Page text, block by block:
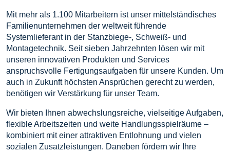
Mit mehr als 1.100 Mitarbeitern ist unser mittelständisches
Familienunternehmen der weltweit führende
Systemlieferant in der Stanzbiege-, Schweiß- und
Montagetechnik. Seit sieben Jahrzehnten lösen wir mit
unseren innovativen Produkten und Services
anspruchsvolle Fertigungsaufgaben für unsere Kunden. Um
auch in Zukunft höchsten Ansprüchen gerecht zu werden,
benötigen wir Verstärkung für unser Team.
Wir bieten Ihnen abwechslungsreiche, vielseitige Aufgaben,
flexible Arbeitszeiten und weite Handlungsspielräume –
kombiniert mit einer attraktiven Entlohnung und vielen
sozialen Zusatzleistungen. Daneben fördern wir Ihre